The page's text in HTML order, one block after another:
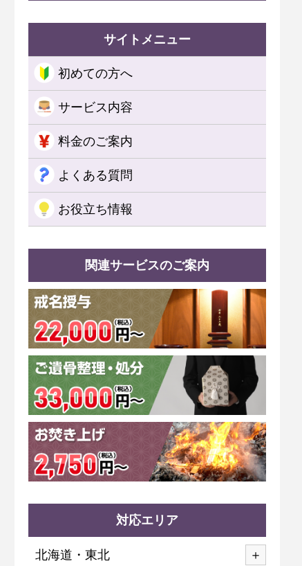
サイトメニュー
初めての方へ
サービス内容
料金のご案内
よくある質問
お役立ち情報
関連サービスのご案内
対応エリア
北海道・東北